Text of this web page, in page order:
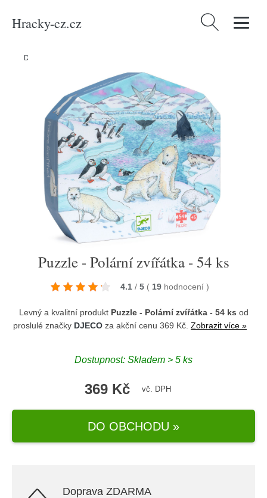
Hracky-cz.cz Vyhledávání
Domů
Puzzle - Polární zvířátka - 54 ks
4.1 / 5 ( 19 hodnocení )
Levný a kvalitní produkt Puzzle - Polární zvířátka - 54 ks od
proslulé značky DJECO za akční cenu 369 Kč. Zobrazit více »
Dostupnost: Skladem > 5 ks
369 Kč vč. DPH
DO OBCHODU »
Doprava ZDARMA